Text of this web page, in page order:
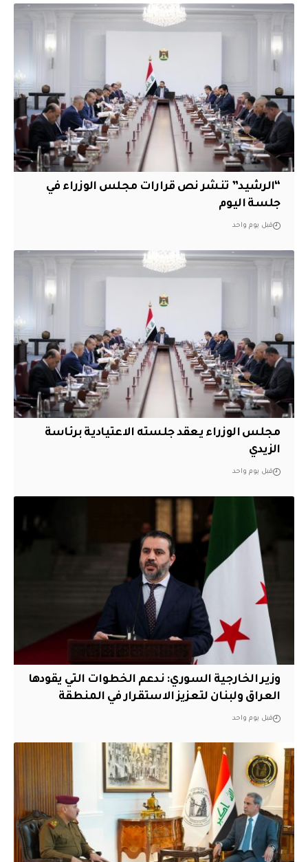
“الرشيد” تنشر نص قرارات مجلس الوزراء في
جلسة اليوم
قبل يوم واحد
مجلس الوزراء يعقد جلسته الاعتيادية برئاسة
الزيدي
قبل يوم واحد
وزير الخارجية السوري: ندعم الخطوات التي يقودها
العراق ولبنان لتعزيز الاستقرار في المنطقة
قبل يوم واحد